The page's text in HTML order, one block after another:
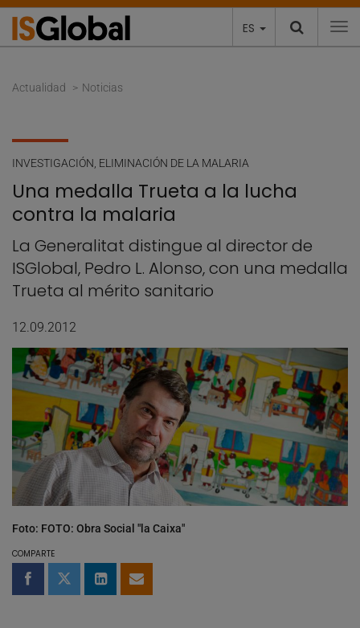
ES
Actualidad Noticias
INVESTIGACIÓN ELIMINACIÓN DE LA MALARIA
Una medalla Trueta a la lucha
contra la malaria
La Generalitat distingue al director de
ISGlobal, Pedro L. Alonso, con una medalla
Trueta al mérito sanitario
12.09.2012
Foto: FOTO: Obra Social "la Caixa"
COMPARTE
Compartir en Facebook
Compartir en Twitter
Compartir en LinkedIn
Compartir por email